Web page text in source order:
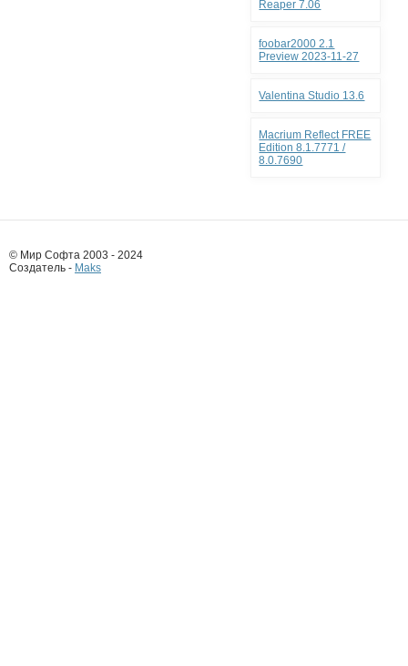
Reaper 7.06
foobar2000 2.1
Preview 2023-11-27
Valentina Studio 13.6
Macrium Reflect FREE
Edition 8.1.7771 /
8.0.7690
© Мир Софта 2003 - 2024
Создатель - Maks